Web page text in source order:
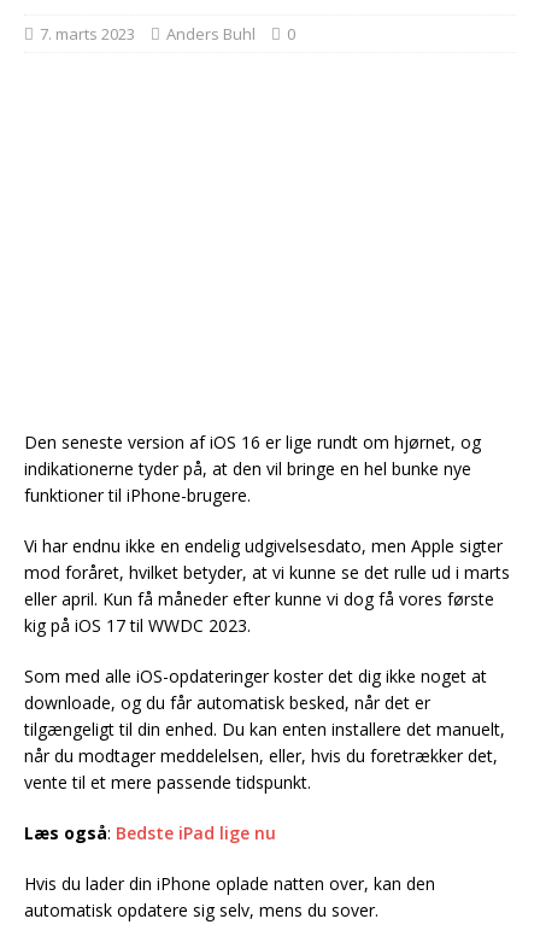
7. marts 2023 Anders Buhl 0
Den seneste version af iOS 16 er lige rundt om hjørnet, og
indikationerne tyder på, at den vil bringe en hel bunke nye
funktioner til iPhone-brugere.
Vi har endnu ikke en endelig udgivelsesdato, men Apple sigter
mod foråret, hvilket betyder, at vi kunne se det rulle ud i marts
eller april. Kun få måneder efter kunne vi dog få vores første
kig på iOS 17 til WWDC 2023.
Som med alle iOS-opdateringer koster det dig ikke noget at
downloade, og du får automatisk besked, når det er
tilgængeligt til din enhed. Du kan enten installere det manuelt,
når du modtager meddelelsen, eller, hvis du foretrækker det,
vente til et mere passende tidspunkt.
Læs også: Bedste iPad lige nu
Hvis du lader din iPhone oplade natten over, kan den
automatisk opdatere sig selv, mens du sover.